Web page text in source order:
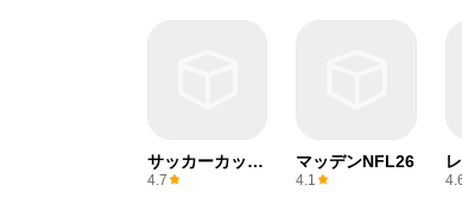
サッカーカップ
2025
4.7
マッデンNFL26
4.1